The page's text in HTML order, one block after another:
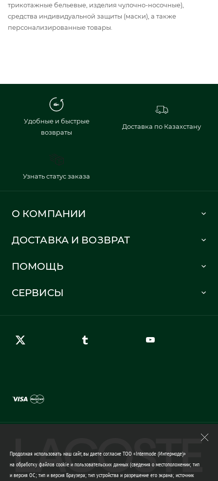
трикотажные бельевые, изделия чулочно-носочные),
средства индивидуальной защиты (маски), а также
персонализированные товары.
Удобные и быстрые
возвраты
Доставка по Казахстану
Узнать статус заказа
О КОМПАНИИ
Политика в отношении обработки персональных данных
ДОСТАВКА И ВОЗВРАТ
Информация о доставке
Правила возврата
ПОМОЩЬ
Карта сайта
СЕРВИСЫ
Продолжая использовать наш сайт, вы даете согласие ТОО «Intermode (Интермоде)»
на обработку файлов cookie и пользовательских данных (сведения о местоположении; тип
и версия ОС; тип и версия Браузера; тип устройства и разрешение его экрана; источник